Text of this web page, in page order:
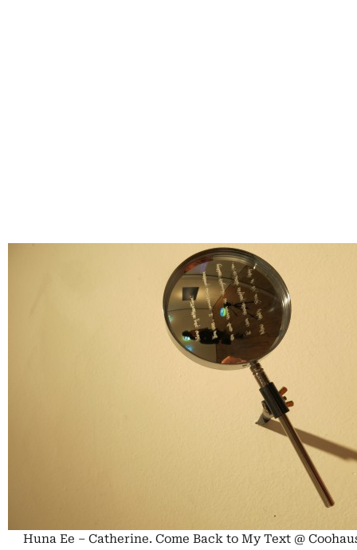
Huna Ee – Catherine. Come Back to My Text @